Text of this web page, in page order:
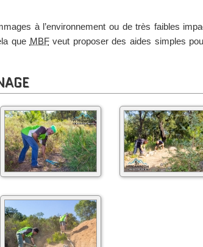
à l’environnement ou de très faibles
que MBFveut proposer des aides simples